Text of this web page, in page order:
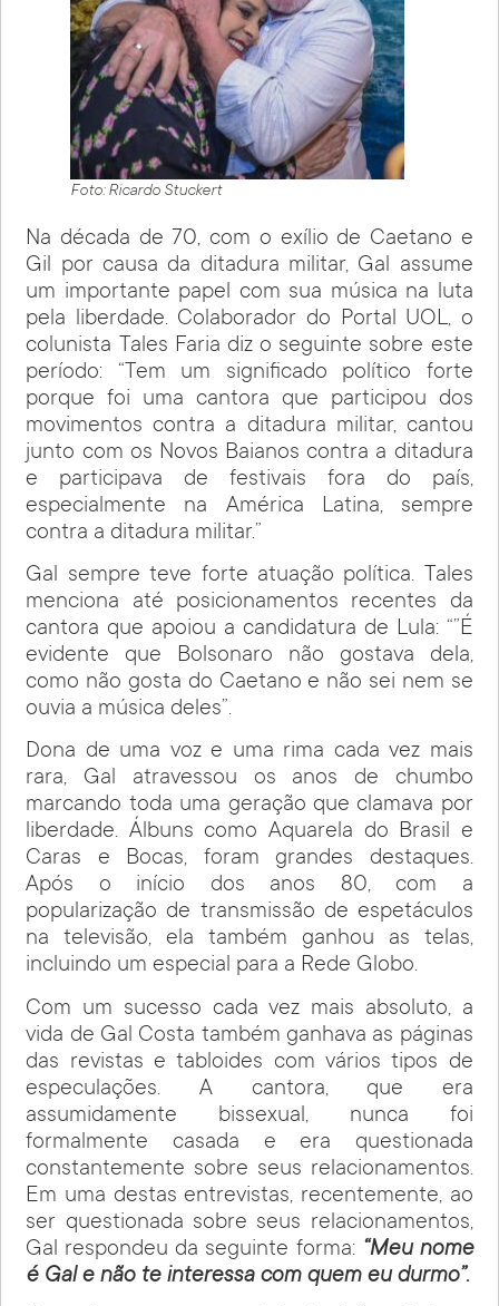
Foto: Ricardo Stuckert
Na década de 70, com o exílio de Caetano e
Gil por causa da ditadura militar, Gal assume
um importante papel com sua música na luta
pela liberdade. Colaborador do Portal UOL, o
colunista Tales Faria diz o seguinte sobre este
período: “Tem um significado político forte
porque foi uma cantora que participou dos
movimentos contra a ditadura militar, cantou
junto com os Novos Baianos contra a ditadura
e participava de festivais fora do país,
especialmente na América Latina, sempre
contra a ditadura militar.”
Gal sempre teve forte atuação política. Tales
menciona até posicionamentos recentes da
cantora que apoiou a candidatura de Lula: “”É
evidente que Bolsonaro não gostava dela,
como não gosta do Caetano e não sei nem se
ouvia a música deles”.
Dona de uma voz e uma rima cada vez mais
rara, Gal atravessou os anos de chumbo
marcando toda uma geração que clamava por
liberdade. Álbuns como Aquarela do Brasil e
Caras e Bocas, foram grandes destaques.
Após o início dos anos 80, com a
popularização de transmissão de espetáculos
na televisão, ela também ganhou as telas,
incluindo um especial para a Rede Globo.
Com um sucesso cada vez mais absoluto, a
vida de Gal Costa também ganhava as páginas
das revistas e tabloides com vários tipos de
especulações. A cantora, que era
assumidamente bissexual, nunca foi
formalmente casada e era questionada
constantemente sobre seus relacionamentos.
Em uma destas entrevistas, recentemente, ao
ser questionada sobre seus relacionamentos,
Gal respondeu da seguinte forma: “Meu nome
é Gal e não te interessa com quem eu durmo”.